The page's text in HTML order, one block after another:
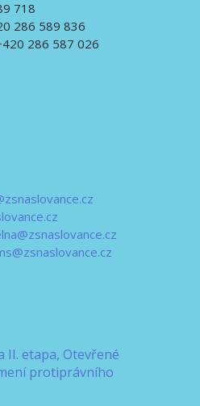
718
286 589 836
286 587 026
II. etapa, Otevřené
protiprávního